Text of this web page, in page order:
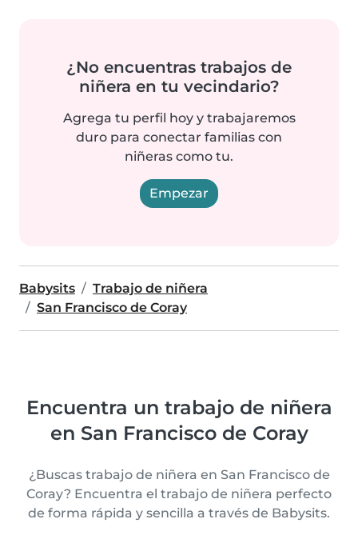
¿No encuentras trabajos de
niñera en tu vecindario?
Agrega tu perfil hoy y trabajaremos
duro para conectar familias con
niñeras como tu.
Empezar
Babysits
Trabajo de niñera
San Francisco de Coray
Encuentra un trabajo de niñera
en San Francisco de Coray
¿Buscas trabajo de niñera en San Francisco de
Coray? Encuentra el trabajo de niñera perfecto
de forma rápida y sencilla a través de Babysits.